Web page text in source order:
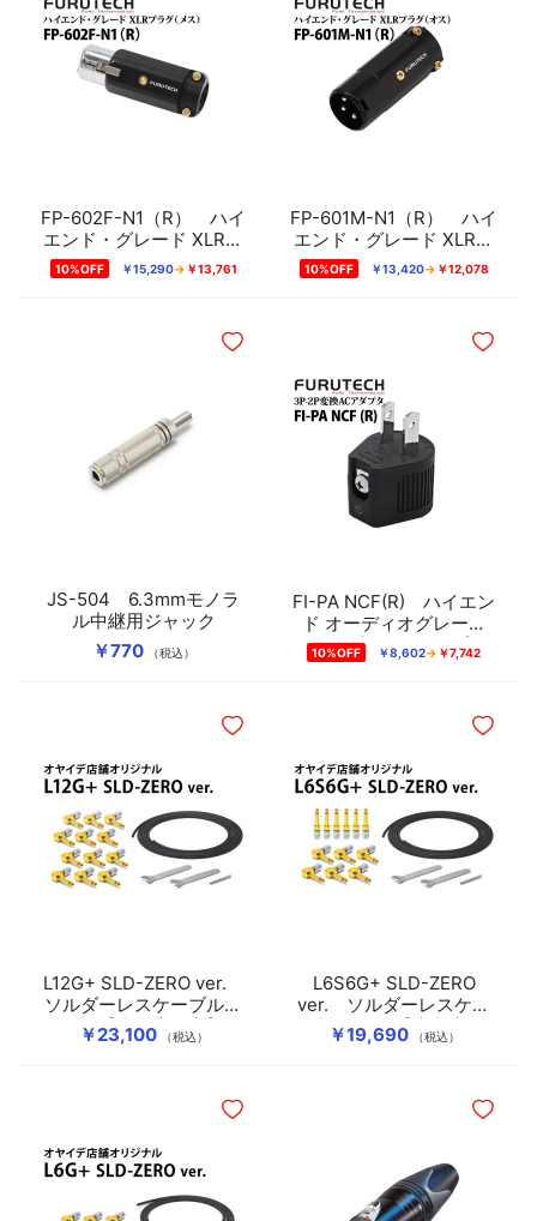
10%OFF ￥15,290 ￥13,761
FP-602F-N1（R） ハイ
エンド・グレード XLRプ
ラグ （メス・1個）
10%OFF ￥13,420 ￥12,078
FP-601M-N1（R） ハイ
エンド・グレード XLRプ
ラグ（オス・1個）
￥770 （税込）
JS-504 6.3mmモノラ
ル中継用ジャック
ほしいものリストに追加
10%OFF ￥8,602 ￥7,742
FI-PA NCF(R) ハイエン
ド オーディオグレード
3P-2P変換ACアダプタ
【ロジウムメッキ】
ほしい
￥23,100 （税込）
L12G+ SLD-ZERO ver.
ソルダーレスケーブルキ
ット【直営店限定】
ほしいものリストに追加
￥19,690 （税込）
L6S6G+ SLD-ZERO
ver. ソルダーレスケー
ブルキット【直営店限
定】
ほしい
ほしいものリストに追加 ほしい